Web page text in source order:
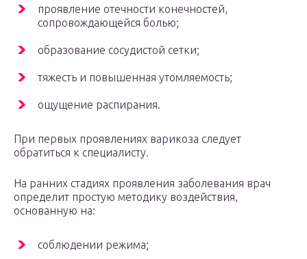
проявление отечности конечностей,
сопровождающейся болью;
образование сосудистой сетки;
тяжесть и повышенная утомляемость;
ощущение распирания.
При первых проявлениях варикоза следует
обратиться к специалисту.
На ранних стадиях проявления заболевания врач
определит простую методику воздействия,
основанную на:
соблюдении режима;